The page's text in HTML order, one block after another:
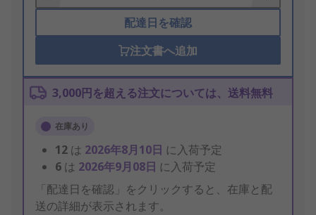
配達日を確認
注文書へ追加
3,000円を超える注文については、送料無料
在庫あり
12 は 2026年8月10日 に入荷予定
6 は 2026年9月08日 に入荷予定
「配達日を確認」をクリックすると、在庫と配
送の詳細が表示されます。